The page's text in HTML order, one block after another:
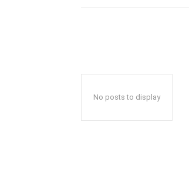
No posts to display